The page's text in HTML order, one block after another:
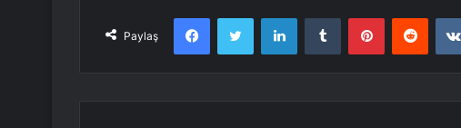
Paylaş
FacebookTwitter LinkedInTumblr Pinterest